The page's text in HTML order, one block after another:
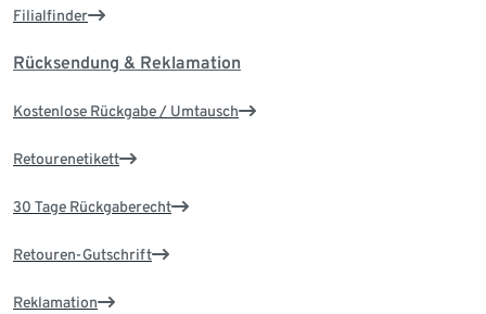
Filialfinder
Rücksendung & Reklamation
Kostenlose Rückgabe / Umtausch
Retourenetikett
30 Tage Rückgaberecht
Retouren-Gutschrift
Reklamation